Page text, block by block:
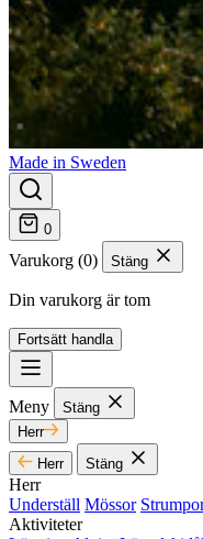
Made in Sweden
0
Varukorg (0) Stäng
Din varukorg är tom
Fortsätt handla
Meny
Stäng
Herr
Herr
Stäng
Herr
Underställ Mössor
Aktiviteter